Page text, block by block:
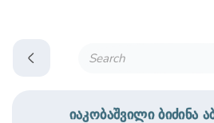
იაკობაშვილი ბიძინა